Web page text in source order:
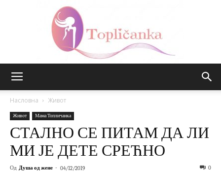
Насловна Живот
Живот Мама Топличанка
СТАЛНО СЕ ПИТАМ ДА ЛИ
МИ ЈЕ ДЕТЕ СРЕЋНО
Од Душа од жене - 04/12/2019 0